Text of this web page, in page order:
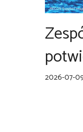
2026-07-